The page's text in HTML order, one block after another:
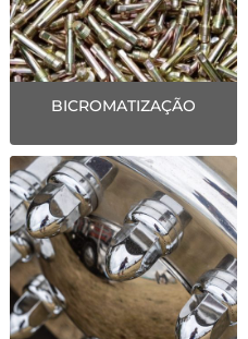
BICROMATIZAÇÃO